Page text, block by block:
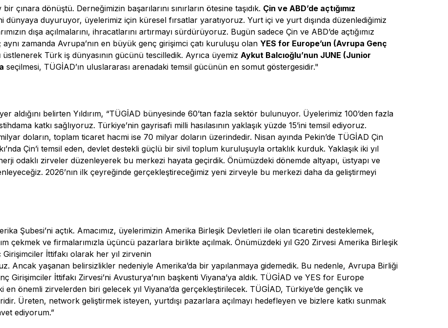
çınara dönüştü. Derneğimizin başarılarını sınırların ötesine taşıdık. Çin ve ABD’de açtığımız
dünyaya duyuruyor, üyelerimiz için küresel fırsatlar yaratıyoruz. Yurt içi ve yurt dışında düzenlediğimiz
dışa açılmalarını, ihracatlarını artırmayı sürdürüyoruz. Bugün sadece Çin ve ABD’de açtığımız
zamanda Avrupa’nın en büyük genç girişimci çatı kuruluşu olan YES for Europe’un (Avrupa Genç
üstlenerek Türk iş dünyasının gücünü tescilledik. Ayrıca üyemiz Aykut Balcıoğlu’nun JUNE (Junior
seçilmesi, TÜGİAD’ın uluslararası arenadaki temsil gücünün en somut göstergesidir."
aldığını belirten Yıldırım, “TÜGİAD bünyesinde 60’tan fazla sektör bulunuyor. Üyelerimiz 100’den fazla
katkı sağlıyoruz. Türkiye’nin gayrisafi milli hasılasının yaklaşık yüzde 15’ini temsil ediyoruz.
doların, toplam ticaret hacmi ise 70 milyar doların üzerindedir. Nisan ayında Pekin’de TÜGİAD Çin
Çin’i temsil eden, devlet destekli güçlü bir sivil toplum kuruluşuyla ortaklık kurduk. Yaklaşık iki yıl
odaklı zirveler düzenleyerek bu merkezi hayata geçirdik. Önümüzdeki dönemde altyapı, üstyapı ve
2026’nın ilk çeyreğinde gerçekleştireceğimiz yeni zirveyle bu merkezi daha da geliştirmeyi
Şubesi’ni açtık. Amacımız, üyelerimizin Amerika Birleşik Devletleri ile olan ticaretini desteklemek,
çekmek ve firmalarımızla üçüncü pazarlara birlikte açılmak. Önümüzdeki yıl G20 Zirvesi Amerika Birleşik
İttifakı olarak her yıl zirvenin
Ancak yaşanan belirsizlikler nedeniyle Amerika’da bir yapılanmaya gidemedik. Bu nedenle, Avrupa Birliği
Girişimciler İttifakı Zirvesi’ni Avusturya’nın başkenti Viyana’ya aldık. TÜGİAD ve YES for Europe
en önemli zirvelerden biri gelecek yıl Viyana’da gerçekleştirilecek. TÜGİAD, Türkiye’de gençlik ve
Üreten, network geliştirmek isteyen, yurtdışı pazarlara açılmayı hedefleyen ve bizlere katkı sunmak
ediyorum.”